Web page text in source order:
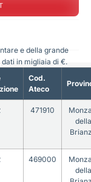
Cod.
Ateco
471910
della
469000
della
e della grande
in migliaia di €.